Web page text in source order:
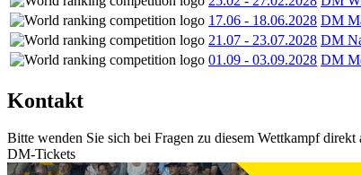
17.06 - 18.06.2028 DM
21.07 - 23.07.2028 DM
01.09 - 03.09.2028 DM
Kontakt
Bitte wenden Sie sich bei Fragen zu diesem Wettkampf
DM-Tickets